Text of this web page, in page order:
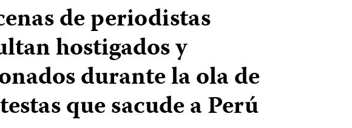
de periodistas
hostigados y
durante la ola de
que sacude a Perú